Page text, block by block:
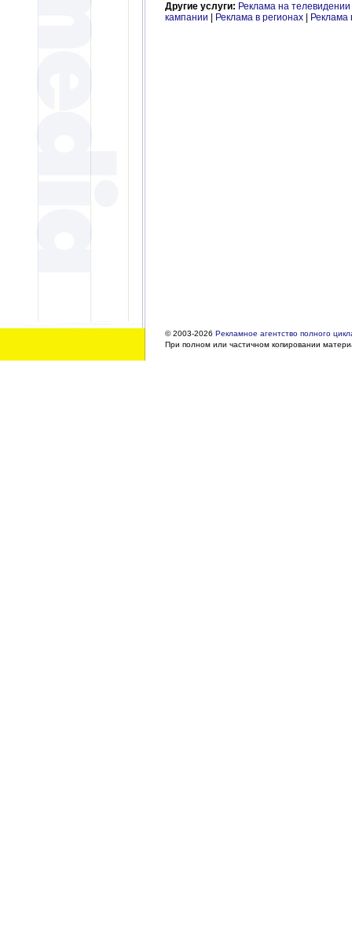
Другие услуги: Реклама на телевидении
кампании
Реклама в регионах Реклама
© 2003-2026 Рекламное агентство полного
При полном или частичном копировании